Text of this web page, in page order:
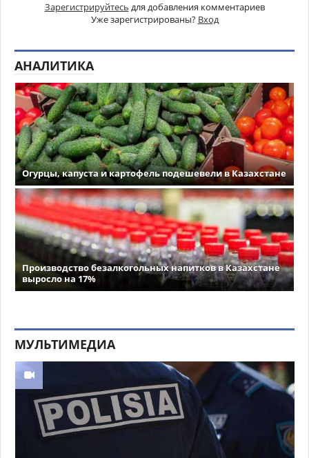
Зарегистрируйтесь для добавления комментариев
Уже зарегистрированы? Вход
АНАЛИТИКА
Огурцы, капуста и картофель подешевели в Казахстане
Производство безалкогольных напитков в Казахстане
выросло на 17%
МУЛЬТИМЕДИА